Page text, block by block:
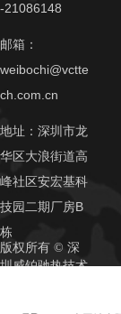
-21086148
邮箱：
weibochi@vctte
ch.com.cn
地址：深圳市龙
华区大浪街道高
峰社区安宏基科
技园二期厂房B
栋
版权所有 © 深
圳威铂驰热技术